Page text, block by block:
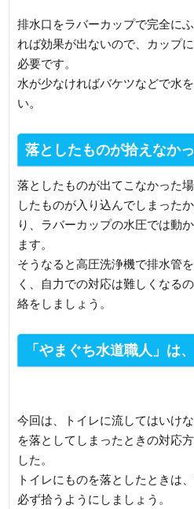
排水口をラバーカップで完全に
れば効果が出ないので、カップ
必要です。
水が少なければバケツなどで水
い。
落としたものが拾えなか
落としたものが出てこなかった
したものが入り込んでしまった
り、ラバーカップの水圧では動
ます。
そうなると高圧洗浄機で排水管
く、自力での対応は難しくなる
絡をしましょう。
「やまぐち水道職人」は
今回は、トイレに流してはいけ
を落としてしまったときの対応
した。
トイレにものを落としたときは
必ず拾うようにしましょう。